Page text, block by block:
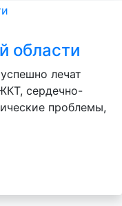
области
лечат
сердечно-
проблемы,